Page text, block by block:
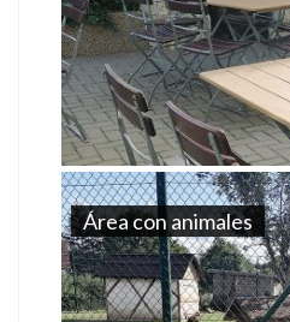
Área con animales